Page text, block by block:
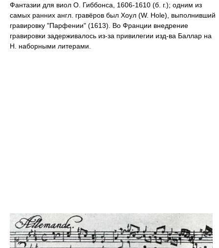
Фантазии для виол О. Гиббонса, 1606-1610 (б. г.); одним из
самых ранних англ. гравёров был Хоул (W. Hole), выполнивший
гравировку "Парфении" (1613). Во Франции внедрение
гравировки задерживалось из-за привилегии изд-ва Баллар на
Н. наборными литерами.